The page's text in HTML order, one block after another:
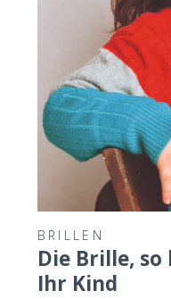
BRILLEN
Die Brille,
Ihr Kind